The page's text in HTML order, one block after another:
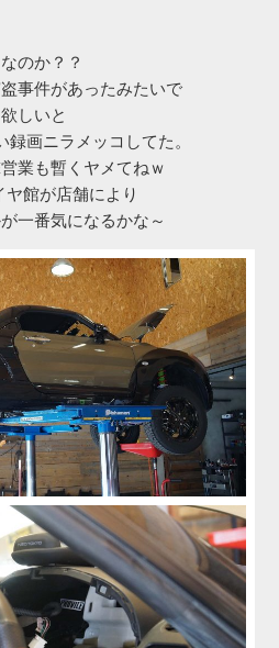
のか？？
事件があったみたいで
しいと
画ニラメッコしてた。
業も暫くヤメてねｗ
館が店舗により
一番気になるかな～